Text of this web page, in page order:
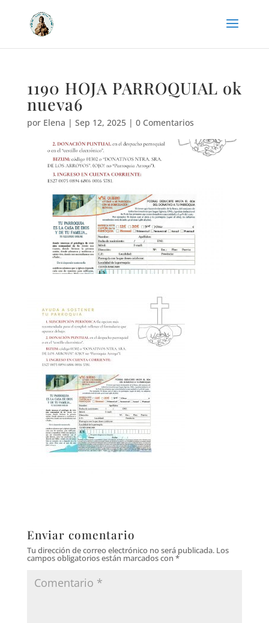
1190 HOJA PARROQUIAL ok
nueva6
por Elena | Sep 12, 2025| 0 Comentarios
Enviar comentario
Tu dirección de correo electrónico no será publicada. Los
campos obligatorios están marcados con *